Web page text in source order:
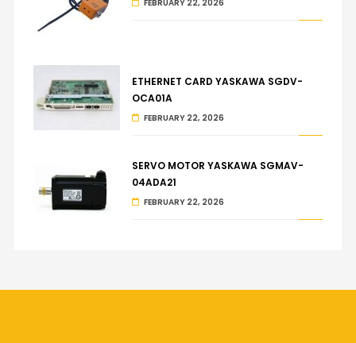
FEBRUARY 22, 2026
ETHERNET CARD YASKAWA SGDV-
OCA01A
FEBRUARY 22, 2026
SERVO MOTOR YASKAWA SGMAV-
04ADA21
FEBRUARY 22, 2026